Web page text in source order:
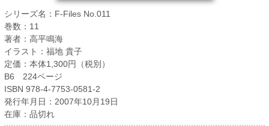
シリーズ名：F-Files No.011
巻数：11
著者：高平鳴海
イラスト：福地 貴子
定価：本体1,300円（税別）
B6 224ページ
ISBN 978-4-7753-0581-2
発行年月日：2007年10月19日
在庫：品切れ